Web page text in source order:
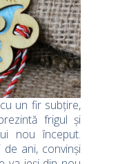
un fir subțire,
frigul și
nou început.
ani, convinși